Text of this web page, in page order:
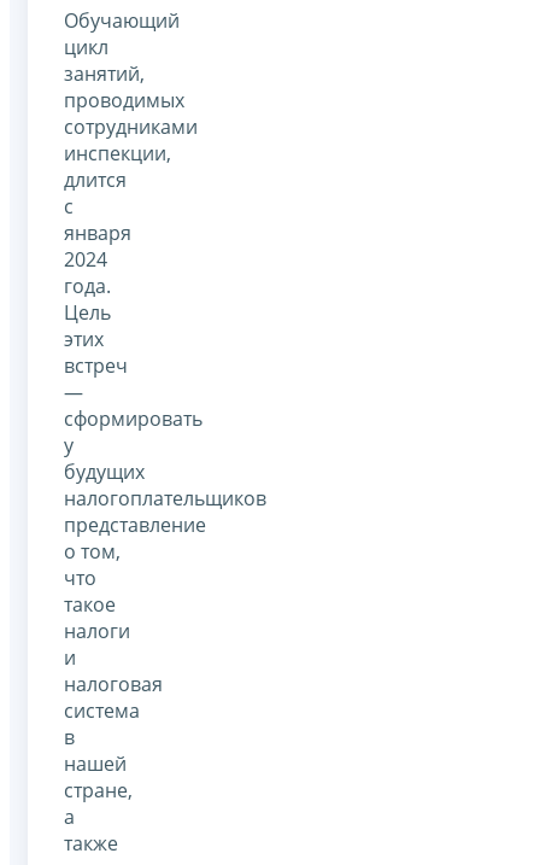
Обучающий
цикл
занятий,
проводимых
сотрудниками
инспекции,
длится
с
января
2024
года.
Цель
этих
встреч
—
сформировать
у
будущих
налогоплательщиков
представление
о том,
что
такое
налоги
и
налоговая
система
в
нашей
стране,
а
также